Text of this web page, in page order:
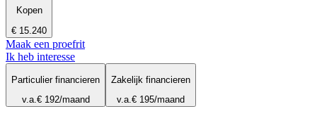
Kopen
€ 15.240
Maak een proefrit
Ik heb interesse
Particulier financieren
v.a.€ 192/maand
Zakelijk financieren
v.a.€ 195/maand